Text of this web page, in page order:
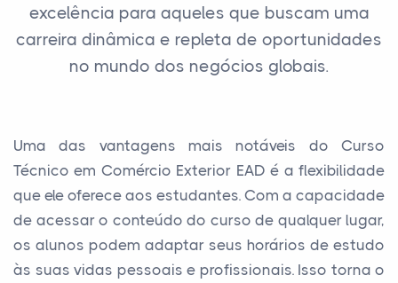
excelência para aqueles que buscam uma
carreira dinâmica e repleta de oportunidades
no mundo dos negócios globais.
Uma das vantagens mais notáveis do Curso
Técnico em Comércio Exterior EAD é a flexibilidade
que ele oferece aos estudantes. Com a capacidade
de acessar o conteúdo do curso de qualquer lugar,
os alunos podem adaptar seus horários de estudo
às suas vidas pessoais e profissionais. Isso torna o